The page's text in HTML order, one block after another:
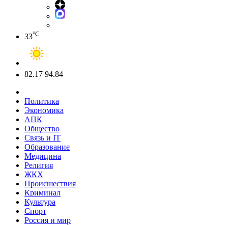
33°C
82.17 94.84
Политика
Экономика
АПК
Общество
Связь и IT
Образование
Медицина
Религия
ЖКХ
Происшествия
Криминал
Культура
Спорт
Россия и мир